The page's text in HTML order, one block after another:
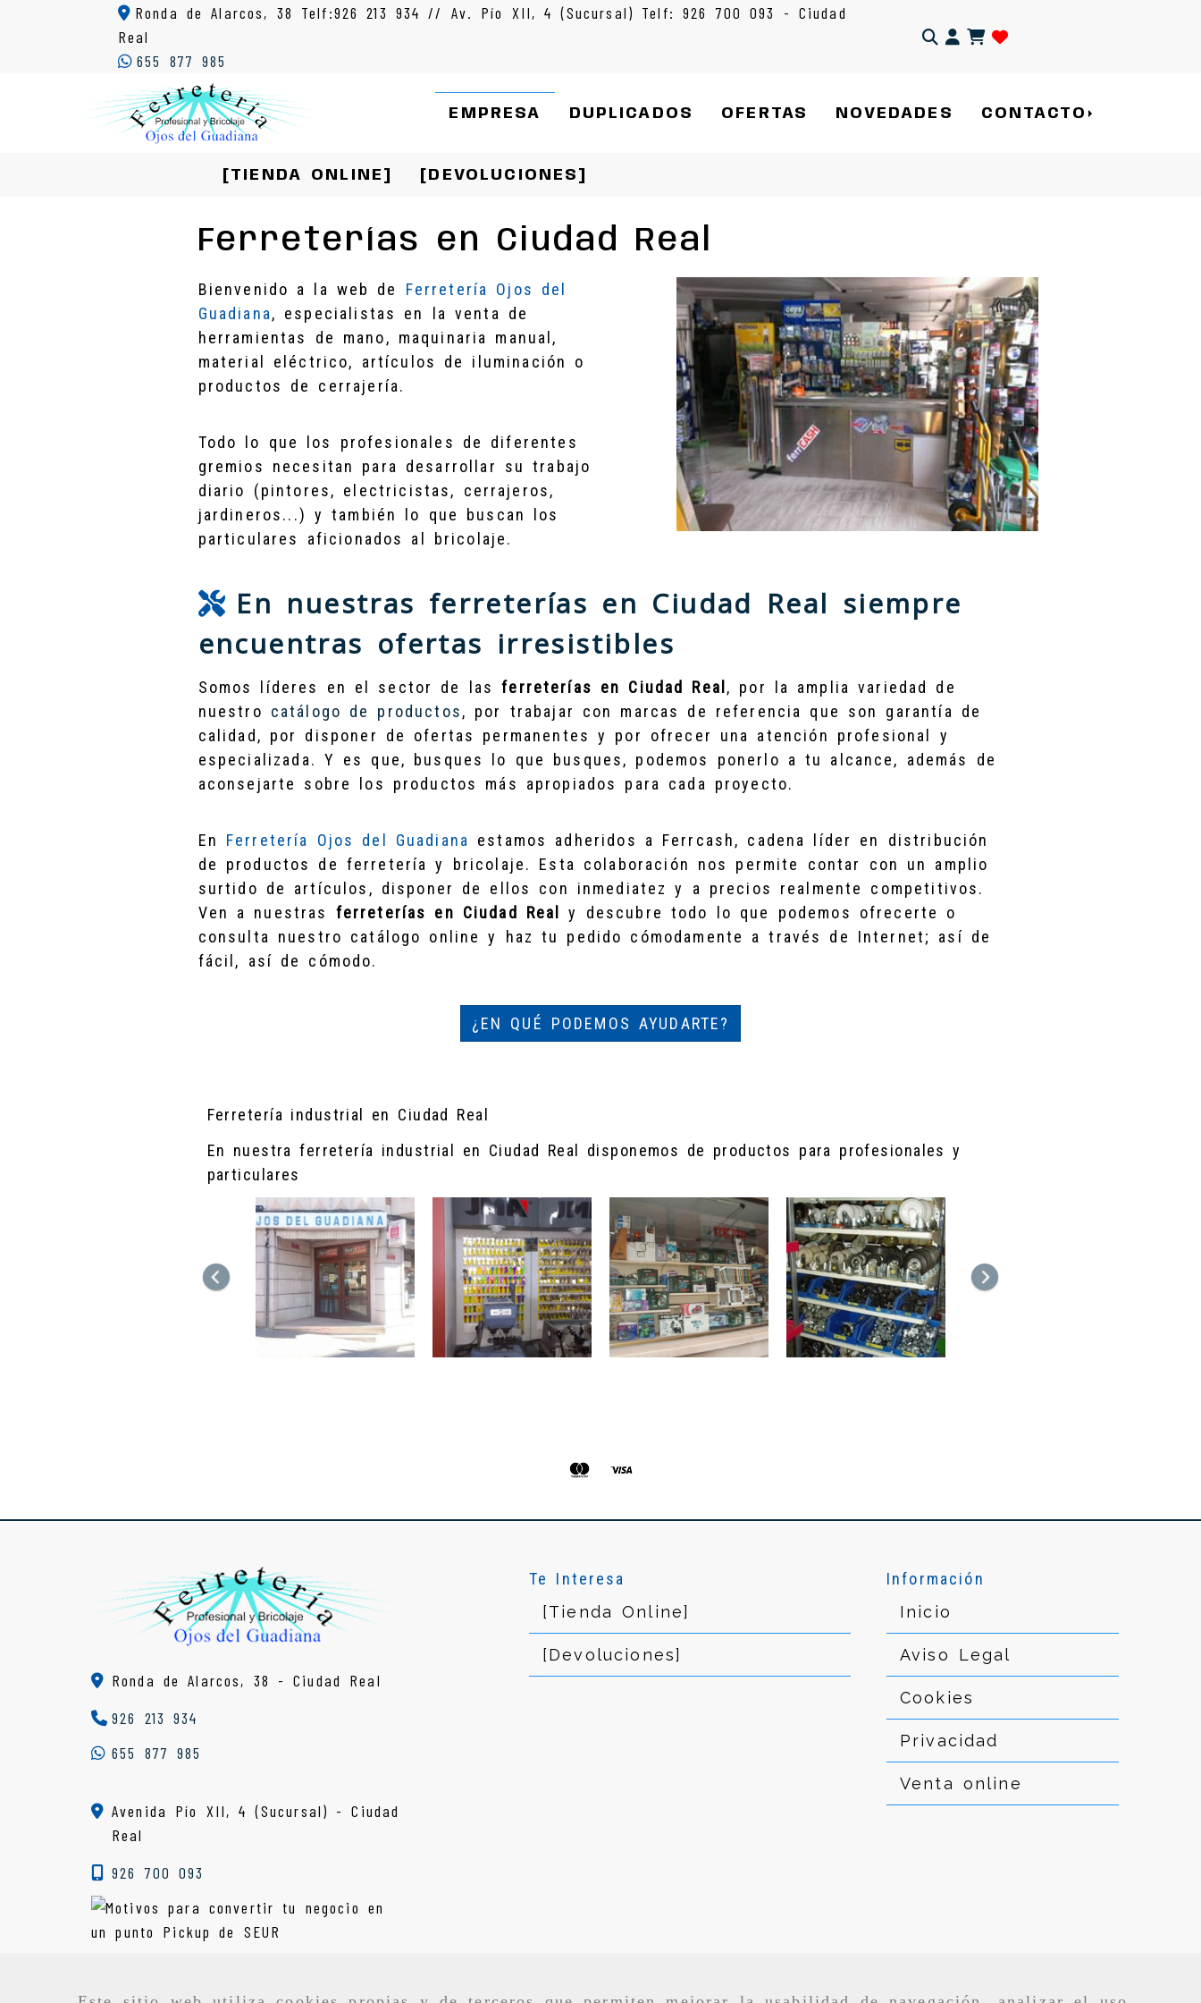
Ronda de Alarcos, 38 Telf:926 213 934 // Av. Pío XII, 4 (Sucursal) Telf: 926 700 093 - Ciudad
Real
655 877 985
Identifícate
EMPRESA DUPLICADOS OFERTAS NOVEDADES CONTACTO
[TIENDA ONLINE] [DEVOLUCIONES]
Ferreterías en Ciudad Real
Bienvenido a la web de Ferretería Ojos del
Guadiana, especialistas en la venta de
herramientas de mano, maquinaria manual,
material eléctrico, artículos de iluminación o
productos de cerrajería.
Todo lo que los profesionales de diferentes
gremios necesitan para desarrollar su trabajo
diario (pintores, electricistas, cerrajeros,
jardineros...) y también lo que buscan los
particulares aficionados al bricolaje.
En nuestras ferreterías en Ciudad Real siempre
encuentras ofertas irresistibles
Somos líderes en el sector de lasferreterías en Ciudad Real, por la amplia variedad de
nuestro catálogo de productos, por trabajar con marcas de referencia que son garantía de
calidad, por disponer de ofertas permanentes y por ofrecer una atención profesional y
especializada. Y es que, busques lo que busques, podemos ponerlo a tu alcance, además de
aconsejarte sobre los productos más apropiados para cada proyecto.
En Ferretería Ojos del Guadiana
estamos adheridos a Ferrcash, cadena líder en distribución
de productos de ferretería y bricolaje. Esta colaboración nos permite contar con un amplio
surtido de artículos, disponer de ellos con inmediatez y a precios realmente competitivos.
Ven a nuestras ferreterías en Ciudad Real y descubre todo lo que podemos ofrecerte o
consulta nuestro catálogo online y haz tu pedido cómodamente a través de Internet; así de
fácil, así de cómodo.
¿EN QUÉ PODEMOS AYUDARTE?
Ferretería industrial en Ciudad Real
En nuestra ferretería industrial en Ciudad Real disponemos de productos para profesionales y
particulares
Anterior
Ronda de Alarcos, 38 -Ciudad Real
926 213 934
655 877 985
Avenida Pío XII, 4 (Sucursal) - Ciudad
Real
926 700 093
Te Interesa
[Tienda Online]
[Devoluciones]
Información
Inicio
Aviso Legal
Cookies
Privacidad
Venta online